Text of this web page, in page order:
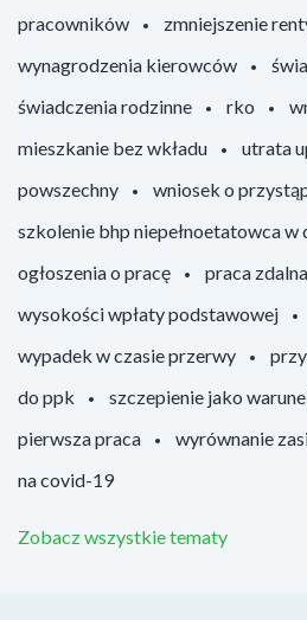
pracowników
zmniejszenie
wynagrodzenia kierowców
świadczenia rodzinne
rko
mieszkanie bez wkładu
utrata
powszechny
wniosek o
szkolenie bhp niepełnoetatowca
ogłoszenia o pracę
praca zdalna
wysokości wpłaty podstawowej
wypadek w czasie przerwy
do ppk
szczepienie jako
pierwsza praca
wyrównanie
na covid-19
Zobacz wszystkie tematy